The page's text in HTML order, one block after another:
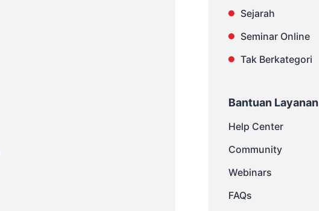
Sejarah
Seminar Online
Tak Berkategori
Bantuan Layanan
Help Center
Community
Webinars
FAQs